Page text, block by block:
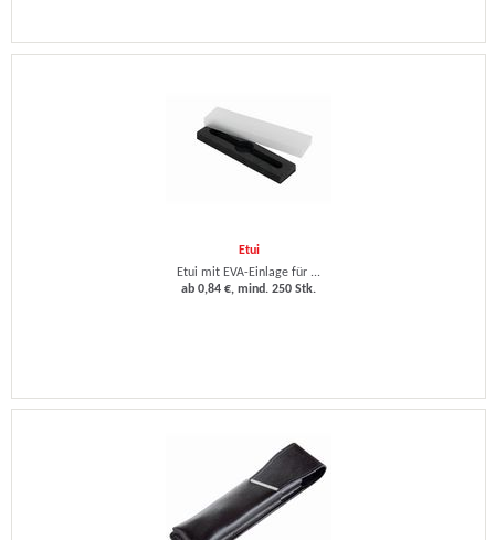
Etui
Etui mit EVA-Einlage für ...
ab 0,84 €, mind. 250 Stk.